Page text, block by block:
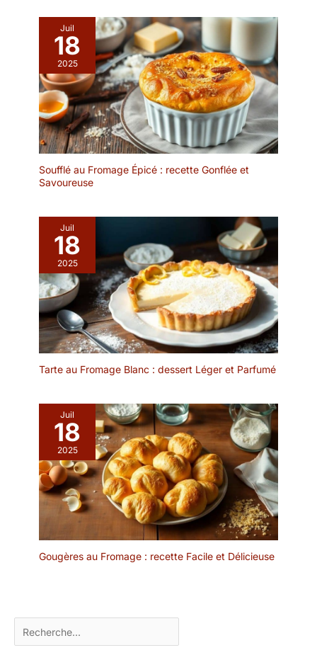
fourchettes à fondue :
Les bâtons à fondue
sont légers, bien faits et
super robustes. Vous
pouvez les utiliser pour
manger des fruits, des
guimauves, etc.
Convient pour une
fondue au chocolat, une
fondue au fromage et un
rôti Cadeaux
les amateurs de fondue.
Que ce soit pour une
pendaison de crémaillère,
un mariage ou toute
occasion spéciale, ces
fourchettes à fondue
sauront plaire à coup sûr
la table : Un panier
fonctionnel et décoratif
qui s’intègre facilement
dans une cuisine, une
salle à manger ou sur
une table de petit-
déjeuner.
Juil
18
2025
Soufflé au Fromage Épicé : recette Gonflée et
Savoureuse
Juil
18
2025
Tarte au Fromage Blanc : dessert Léger et Parfumé
Juil
18
2025
Gougères au Fromage : recette Facile et Délicieuse
Rechercher